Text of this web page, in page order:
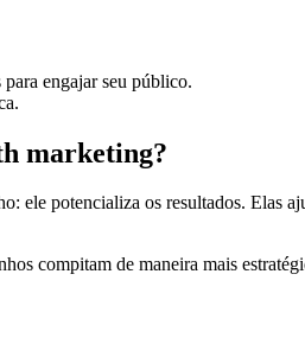
engajar seu público.
marketing?
ele potencializa os resultados. Elas
compitam de maneira mais